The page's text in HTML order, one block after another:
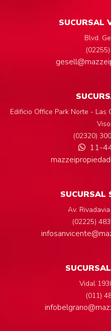
SUCURSAL
Blvd.
Edificio Office Park Norte - Las
(02320)
11-
SUCURSAL
Av.
(02225)
Vidal
(011)